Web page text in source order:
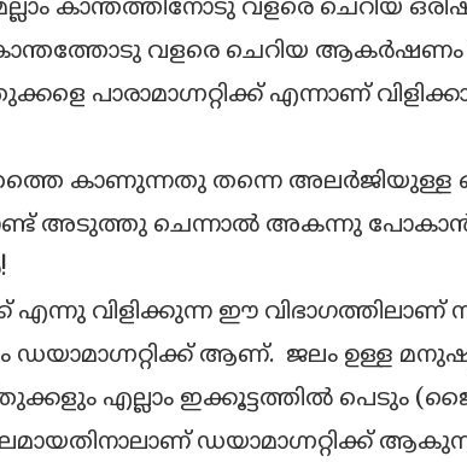
കാന്തത്തിനോടു വളരെ ചെറിയ
കാന്തത്തോടു വളരെ ചെറിയ ആകര്‍ഷണം
പാരാമാഗ്നറ്റിക്ക് എന്നാണ്
കാണുന്നതു തന്നെ അലര്‍ജിയുള്ള
അടുത്തു ചെന്നാല്‍ അകന്നു പോകാന്‍
എന്നു വിളിക്കുന്ന ഈ വിഭാഗത്തിലാണ്
ഡയാമാഗ്നറ്റിക്ക് ആണ്. ജലം ഉള്ള
എല്ലാം ഇക്കൂട്ടത്തില്‍ പെടും
ഡയാമാഗ്നറ്റിക്ക്